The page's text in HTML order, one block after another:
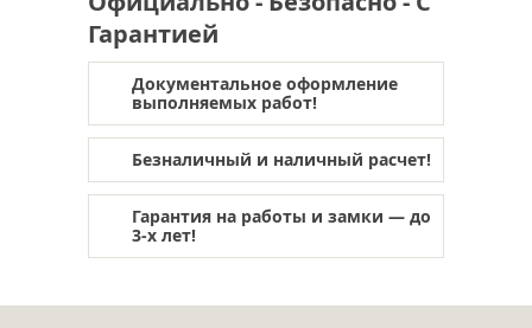
обивка двери в щелково
отделка дверей
тепло- шумоизоляция двери
Гарантией
Документальное оформление
выполняемых работ!
Безналичный и наличный расчет!
Гарантия на работы и замки — до
3-х лет!